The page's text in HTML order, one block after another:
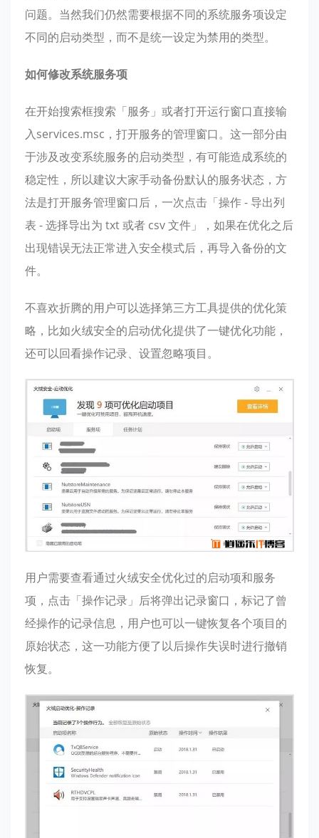
问题。当然我们仍然需要根据不同的系统服务项设定
不同的启动类型，而不是统一设定为禁用的类型。
如何修改系统服务项
在开始搜索框搜索「服务」或者打开运行窗口直接输
入services.msc，打开服务的管理窗口。这一部分由
于涉及改变系统服务的启动类型，有可能造成系统的
稳定性，所以建议大家手动备份默认的服务状态，方
法是打开服务管理窗口后，一次点击「操作 - 导出列
表 - 选择导出为 txt 或者 csv 文件」，如果在优化之后
出现错误无法正常进入安全模式后，再导入备份的文
件。
不喜欢折腾的用户可以选择第三方工具提供的优化策
略，比如火绒安全的启动优化提供了一键优化功能，
还可以回看操作记录、设置忽略项目。
用户需要查看通过火绒安全优化过的启动项和服务
项，点击「操作记录」后将弹出记录窗口，标记了曾
经操作的记录信息，用户也可以一键恢复各个项目的
原始状态，这一功能方便了以后操作失误时进行撤销
恢复。